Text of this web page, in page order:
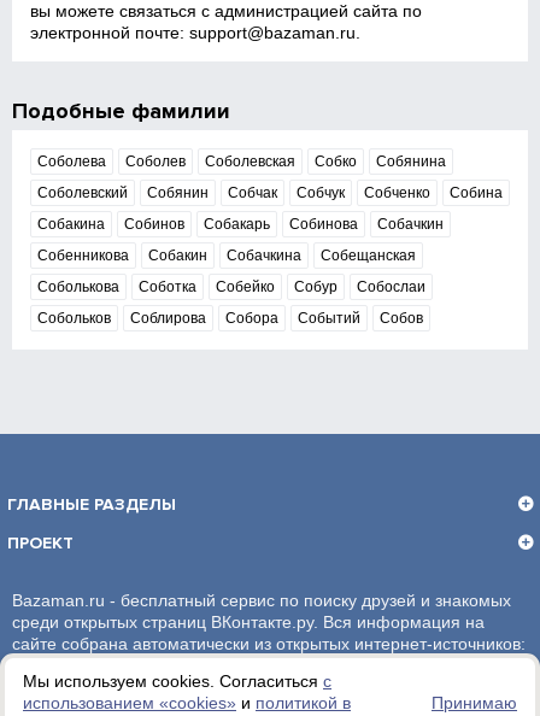
Мы используем cookies. Согласиться с
использованием «сookies» и политикой в
Принимаю
вы можете связаться с администрацией сайта по
электронной почте:support@bazaman.ru
Подобные фамилии
Соболева Соболев Соболевская Собко
Собянина
Соболевский
Собянин Собчак Собчук Собченко
Собина
Собакина
Собинов Собакарь Собинова
Собачкин
Собенникова
Собакин Собачкина
Собещанская
Соболькова
Соботка Собейко Собур
Собослаи
Собольков
Соблирова Собора Событий Собов
ГЛАВНЫЕ РАЗДЕЛЫ
ПРОЕКТ
Bazaman.ru - бесплатный сервис по поиску друзей и знакомых
среди открытых страниц ВКонтакте.ру. Вся информация на
сайте собрана автоматически из открытых интернет-источников:
администрация сайта ответственности не несет.